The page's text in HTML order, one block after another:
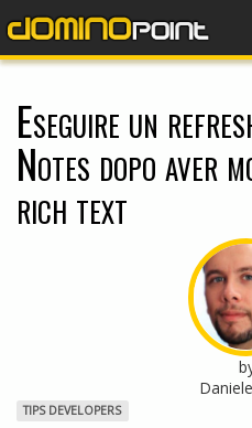
Eseguire un
Notes dopo aver
rich text
TIPS DEVELOPERS